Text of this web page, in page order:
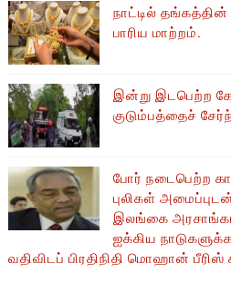
நாட்டில்
பாரிய மாற்றம்.
இன்று இடபெற்ற
குடும்பத்தைச்
போர் நடைபெற்ற
புலிகள்
இலங்கை
ஐக்கிய
வதிவிடப் பிரதிநிதி மொஹான் பீரிஸ்